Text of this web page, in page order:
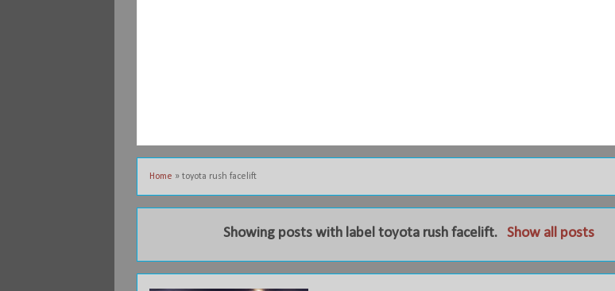
Home » toyota rush facelift
Showing posts with labeltoyota rush facelift. Show all posts